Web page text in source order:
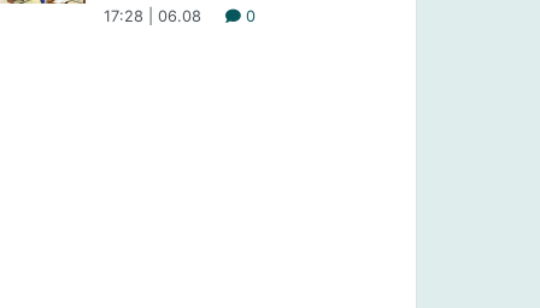
17:28 | 06.08 0